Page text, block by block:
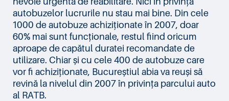
autobuzelor lucrurile nu stau mai bine. Din cele
1000 de autobuze achiziționate în 2007, doar
60% mai sunt funcționale, restul fiind oricum
aproape de capătul duratei recomandate de
utilizare. Chiar și cu cele 400 de autobuze care
vor fi achiziționate, Bucureștiul abia va reuși să
revină la nivelul din 2007 în privința parcului auto
al RATB.